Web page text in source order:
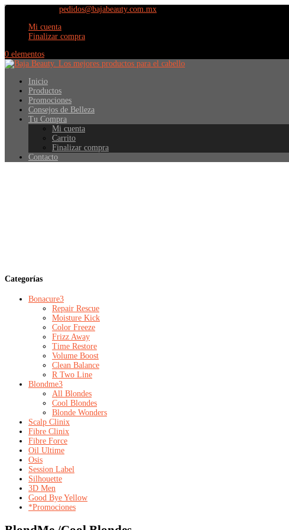
(664) 609 9798 pedidos@bajabeauty.com.mx
Mi cuenta
Finalizar compra
0 elementos
Inicio
Productos
Promociones
Consejos de Belleza
Tu Compra
Mi cuenta
Carrito
Finalizar compra
Contacto
Categorías
Bonacure3
Repair Rescue
Moisture Kick
Color Freeze
Frizz Away
Time Restore
Volume Boost
Clean Balance
R Two Line
Blondme3
All Blondes
Cool Blondes
Blonde Wonders
Scalp Clinix
Fibre Clinix
Fibre Force
Oil Ultime
Osis
Session Label
Silhouette
3D Men
Good Bye Yellow
*Promociones